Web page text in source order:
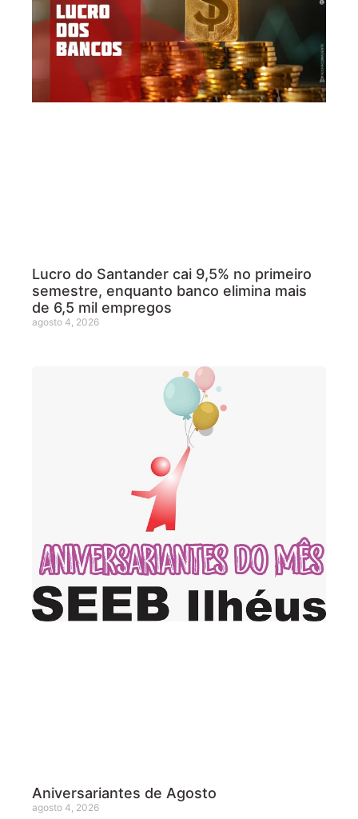
Lucro do Santander cai 9,5% no primeiro
semestre, enquanto banco elimina mais
de 6,5 mil empregos
agosto 4, 2026
Aniversariantes de Agosto
agosto 4, 2026